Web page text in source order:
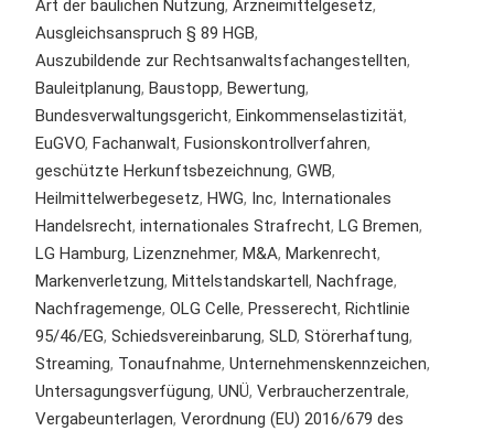
Art der baulichen Nutzung, Arzneimittelgesetz,
Ausgleichsanspruch § 89 HGB,
Auszubildende zur Rechtsanwaltsfachangestellten,
Bauleitplanung, Baustopp, Bewertung,
Bundesverwaltungsgericht, Einkommenselastizität,
EuGVO, Fachanwalt, Fusionskontrollverfahren,
geschützte Herkunftsbezeichnung, GWB,
Heilmittelwerbegesetz, HWG, Inc, Internationales
Handelsrecht, internationales Strafrecht, LG Bremen,
LG Hamburg, Lizenznehmer, M&A, Markenrecht,
Markenverletzung, Mittelstandskartell , Nachfrage,
Nachfragemenge, OLG Celle, Presserecht, Richtlinie
95/46/EG, Schiedsvereinbarung, SLD, Störerhaftung,
Streaming, Tonaufnahme, Unternehmenskennzeichen,
Untersagungsverfügung, UNÜ, Verbraucherzentrale,
Vergabeunterlagen, Verordnung (EU) 2016/679 des